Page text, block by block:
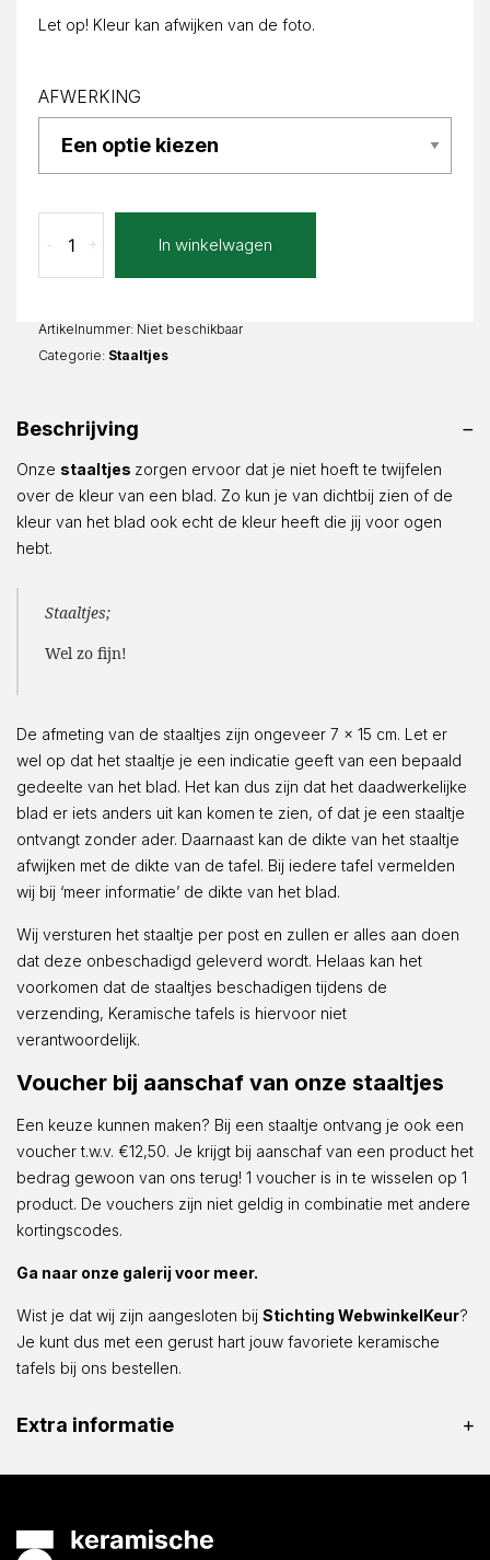
Let op! Kleur kan afwijken van de foto.
AFWERKING
staal
aantal
+
- In winkelwagen
Artikelnummer: Niet beschikbaar
Categorie: Staaltjes
Beschrijving
Onze staaltjes zorgen ervoor dat je niet hoeft te twijfelen
over de kleur van een blad. Zo kun je van dichtbij zien of de
kleur van het blad ook echt de kleur heeft die jij voor ogen
hebt.
Staaltjes;
Wel zo fijn!
De afmeting van de staaltjes zijn ongeveer 7 x 15 cm. Let er
wel op dat het staaltje je een indicatie geeft van een bepaald
gedeelte van het blad. Het kan dus zijn dat het daadwerkelijke
blad er iets anders uit kan komen te zien, of dat je een staaltje
ontvangt zonder ader. Daarnaast kan de dikte van het staaltje
afwijken met de dikte van de tafel. Bij iedere tafel vermelden
wij bij ‘meer informatie’ de dikte van het blad.
Wij versturen het staaltje per post en zullen er alles aan doen
dat deze onbeschadigd geleverd wordt. Helaas kan het
voorkomen dat de staaltjes beschadigen tijdens de
verzending, Keramische tafels is hiervoor niet
verantwoordelijk.
Voucher bij aanschaf van onze staaltjes
Een keuze kunnen maken? Bij een staaltje ontvang je ook een
voucher t.w.v. €12,50. Je krijgt bij aanschaf van een product het
bedrag gewoon van ons terug! 1 voucher is in te wisselen op 1
product. De vouchers zijn niet geldig in combinatie met andere
kortingscodes.
Ga naar onze galerij voor meer.
Wist je dat wij zijn aangesloten bij Stichting WebwinkelKeur?
Je kunt dus met een gerust hart jouw favoriete keramische
tafels bij ons bestellen.
Extra informatie